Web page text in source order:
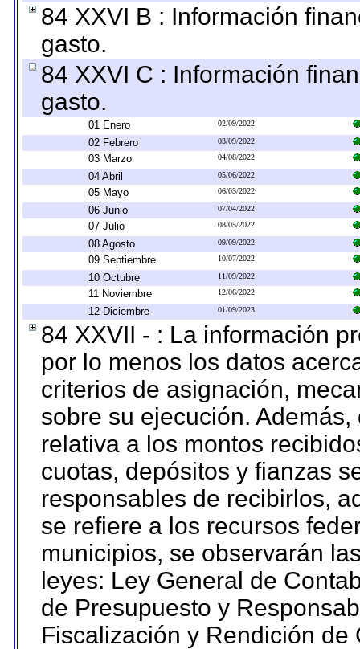
84 XXVI B : Información
gasto.
84 XXVI C : Información
gasto.
01 Enero 02/09/2022
02 Febrero 03/09/2022
03 Marzo 04/08/2022
04 Abril 05/06/2022
05 Mayo 06/03/2022
06 Junio 07/04/2022
07 Julio 08/05/2022
08 Agosto 09/09/2022
09 Septiembre 10/07/2022
10 Octubre 11/09/2022
11 Noviembre 12/06/2022
12 Diciembre 01/09/2023
84 XXVII - : La información
por lo menos los datos
criterios de asignación,
sobre su ejecución.
relativa a los montos
cuotas, depósitos y fianzas
responsables de recibirlos,
se refiere a los recursos
municipios, se observarán
leyes: Ley General de
de Presupuesto y
Fiscalización y Rendición